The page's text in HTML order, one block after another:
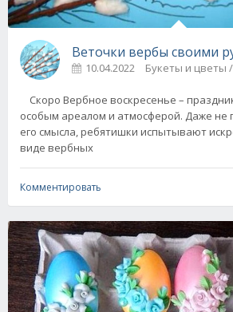
Веточки вербы своими
10.04.2022
Скоро Вербное воскресенье –
особым ареалом и атмосферой. Даже не
его смысла, ребятишки испытывают
виде вербных
Комментировать